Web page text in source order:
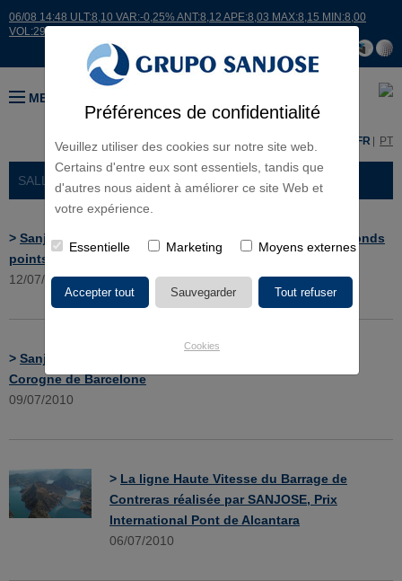
Préférences de confidentialité
Veuillez utiliser des cookies sur notre site web.
Certains d'entre eux sont essentiels, tandis que
d'autres nous aident à améliorer ce site Web et
votre expérience.
Essentielle Marketing Moyens externes
Cookies
06/08 14:48 ULT:8,10 VAR:-0,25% ANT:8,12 APE:8,03 MAX:8,15 MIN:8,00
VOL:29478
MENU
ES FR PT
SALLE DE PRESSE > NOUVELLES
> Sanjose réalisera l’adaptation paysagère durable des ronds
points et autre triangles de Las Rozas, Madrid
12/07/2010
> Sanjose réhabilitera le Centre de Services Sociaux La
Corogne de Barcelone
09/07/2010
> La ligne Haute Vitesse du Barrage de
Contreras réalisée par SANJOSE, Prix
International Pont de Alcantara
06/07/2010